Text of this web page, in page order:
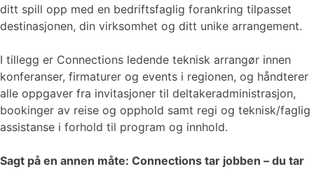
ditt spill opp med en bedriftsfaglig forankring tilpasset
destinasjonen, din virksomhet og ditt unike arrangement.
I tillegg er Connections ledende teknisk arrangør innen
konferanser, firmaturer og events i regionen, og håndterer
alle oppgaver fra invitasjoner til deltakeradministrasjon,
bookinger av reise og opphold samt regi og teknisk/faglig
assistanse i forhold til program og innhold.
Sagt på en annen måte: Connections tar jobben – du tar